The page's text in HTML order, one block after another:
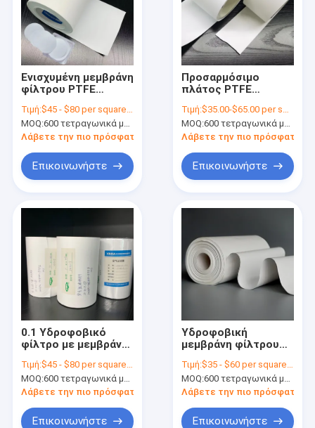
Ενισχυμένη μεμβράνη
φίλτρου PTFE
για βιοϊατρικές
συσκευές
Τιμή:$45 - $80 per square meter
MOQ:600 τετραγωνικά μέτρα
Λάβετε την πιο πρόσφατη τιμή
Επικοινωνήστε
Προσαρμόσιμο
πλάτος PTFE
0,22um -3um
Μέγεθος πόρων
Τιμή:$35.00-$65.00 per square meter
MOQ:600 τετραγωνικά μέτρα
Λάβετε την πιο πρόσφατη
Επικοινωνήστε
0.1 Υδροφοβικό
φίλτρο με μεμβράνη
για αποστειρωμένη
εξαεριστική
λειτουργία
Τιμή:$45 - $80 per square meter
MOQ:600 τετραγωνικά μέτρα
Λάβετε την πιο πρόσφατη τιμή
Επικοινωνήστε
Υδροφοβική
μεμβράνη φίλτρου
PTFE για ιατρικά
φίλτρα
Τιμή:$35 - $60 per square meter
MOQ:600 τετραγωνικά μέτρα
Λάβετε την πιο πρόσφατη
Επικοινωνήστε